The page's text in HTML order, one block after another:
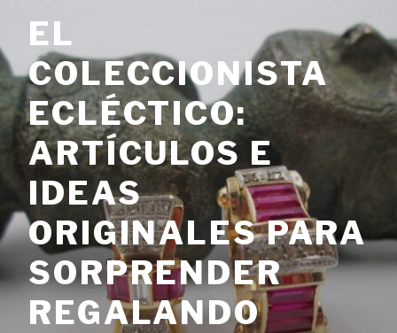
contenido
EL
COLECCIONISTA
ECLÉCTICO:
ARTÍCULOS E
IDEAS
ORIGINALES PARA
SORPRENDER
REGALANDO